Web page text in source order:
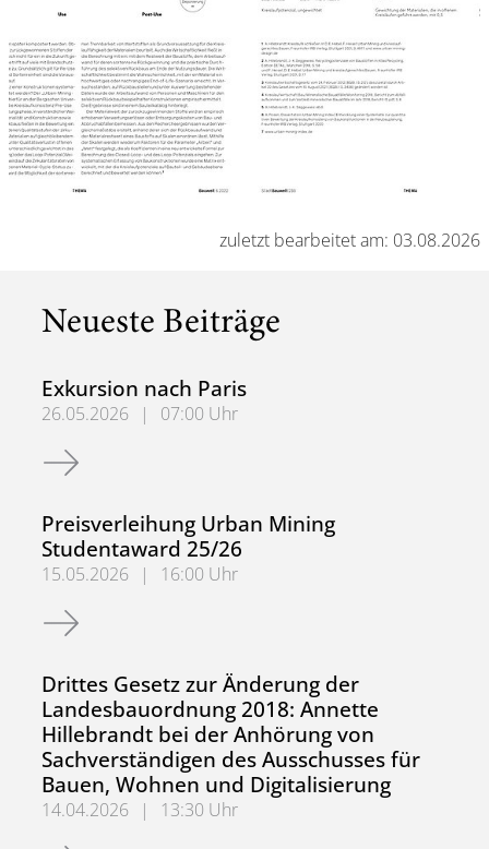
zuletzt bearbeitet am: 03.08.2026
Neueste Beiträge
Exkursion nach Paris
26.05.2026 |
07:00 Uhr
Exkursion nach Paris
Preisverleihung Urban Mining
Studentaward 25/26
15.05.2026 |
16:00 Uhr
Preisverleihung Urban Mining Studentaward 25/26
Drittes Gesetz zur Änderung der
Landesbauordnung 2018: Annette
Hillebrandt bei der Anhörung von
Sachverständigen des Ausschusses für
Bauen, Wohnen und Digitalisierung
14.04.2026 |
13:30 Uhr